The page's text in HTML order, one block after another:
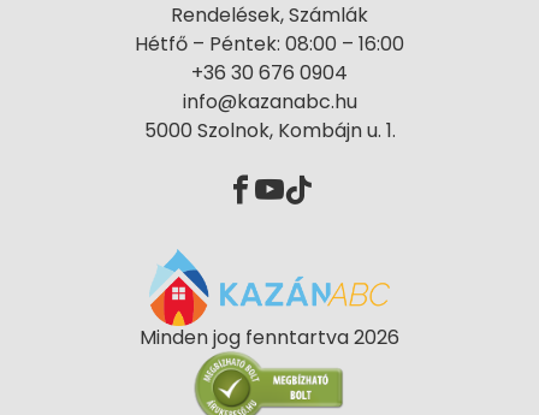
Rendelések, Számlák
Hétfő – Péntek: 08:00 – 16:00
+36 30 676 0904
info@kazanabc.hu
5000 Szolnok, Kombájn u. 1.
Minden jog fenntartva 2026